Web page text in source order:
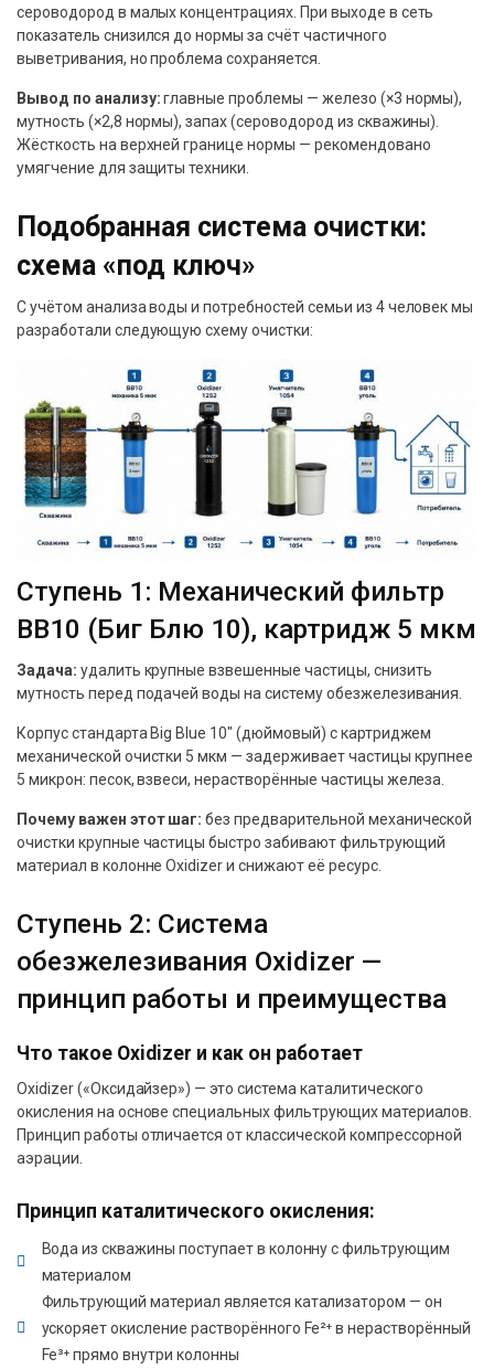
сероводород в малых концентрациях. При выходе в сеть
показатель снизился до нормы за счёт частичного
выветривания, но проблема сохраняется.
Вывод по анализу:главные проблемы — железо (×3 нормы),
мутность (×2,8 нормы), запах (сероводород из скважины).
Жёсткость на верхней границе нормы — рекомендовано
умягчение для защиты техники.
Подобранная система очистки:
схема «под ключ»
С учётом анализа воды и потребностей семьи из 4 человек мы
разработали следующую схему очистки:
Ступень 1: Механический фильтр
BB10 (Биг Блю 10), картридж 5 мкм
Задача: удалить крупные взвешенные частицы, снизить
мутность перед подачей воды на систему обезжелезивания.
Корпус стандарта Big Blue 10″ (дюймовый) с картриджем
механической очистки 5 мкм — задерживает частицы крупнее
5 микрон: песок, взвеси, нерастворённые частицы железа.
Почему важен этот шаг: без предварительной механической
очистки крупные частицы быстро забивают фильтрующий
материал в колонне Oxidizer и снижают её ресурс.
Ступень 2: Система
обезжелезивания Oxidizer —
принцип работы и преимущества
Что такое Oxidizer и как он работает
Oxidizer («Оксидайзер») — это система каталитического
окисления на основе специальных фильтрующих материалов.
Принцип работы отличается от классической компрессорной
аэрации.
Принцип каталитического окисления:
Вода из скважины поступает в колонну с фильтрующим
материалом
Фильтрующий материал является катализатором — он
ускоряет окисление растворённого Fe²⁺ в нерастворённый
Fe³⁺ прямо внутри колонны